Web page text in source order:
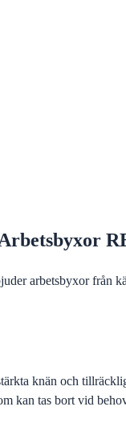
arbetsbyxor från
knän och
kan tas bort vid